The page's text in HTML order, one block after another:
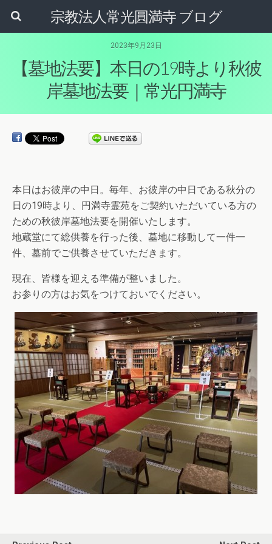
宗教法人常光圓満寺 ブログ
2023年9月23日
【墓地法要】本日の19時より秋彼
岸墓地法要｜常光円満寺
本日はお彼岸の中日。毎年、お彼岸の中日である秋分の
日の19時より、円満寺霊苑をご契約いただいている方の
ための秋彼岸墓地法要を開催いたします。
地蔵堂にて総供養を行った後、墓地に移動して一件一
件、墓前でご供養させていただきます。
現在、皆様を迎える準備が整いました。
お参りの方はお気をつけておいでください。